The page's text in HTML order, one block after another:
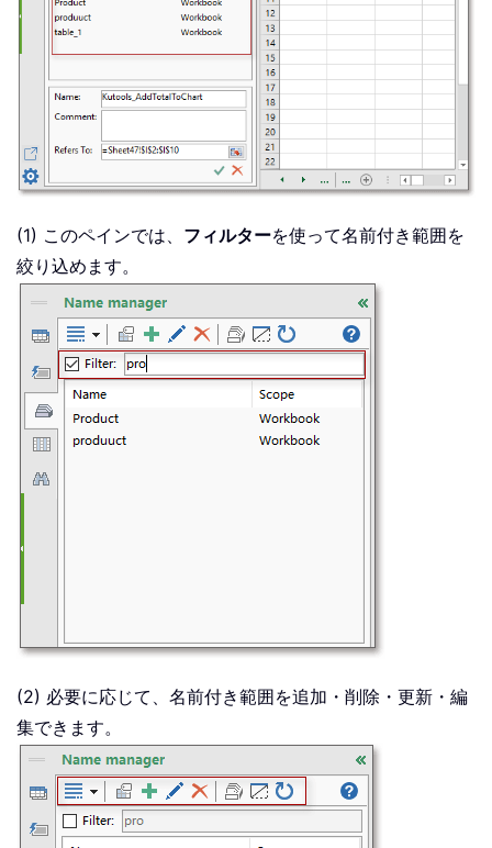
(1) このペインでは、 フィルターを使って名前付き範囲を
絞り込めます。
(2) 必要に応じて、名前付き範囲を追加・削除・更新・編
集できます。